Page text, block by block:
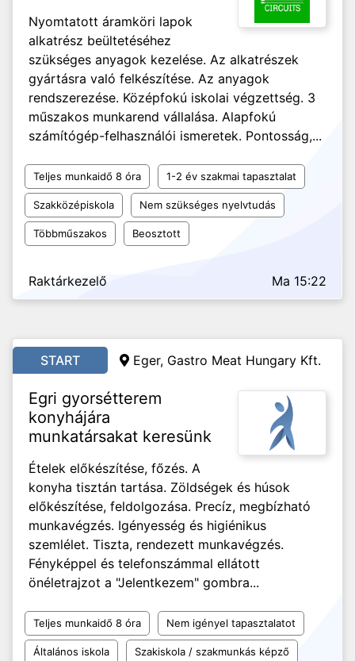
Nyomtatott áramköri lapok
alkatrész beültetéséhez
szükséges anyagok kezelése. Az alkatrészek
gyártásra való felkészítése. Az anyagok
rendszerezése. Középfokú iskolai végzettség. 3
műszakos munkarend vállalása. Alapfokú
számítógép-felhasználói ismeretek. Pontosság,...
Teljes munkaidő 8 óra 1-2 év szakmai tapasztalat
Szakközépiskola Nem szükséges nyelvtudás
Többműszakos Beosztott
Raktárkezelő Ma 15:22
START Eger, Gastro Meat Hungary Kft.
Egri gyorsétterem
konyhájára
munkatársakat keresünk
Ételek előkészítése, főzés. A
konyha tisztán tartása. Zöldségek és húsok
előkészítése, feldolgozása. Precíz, megbízható
munkavégzés. Igényesség és higiénikus
szemlélet. Tiszta, rendezett munkavégzés.
Fényképpel és telefonszámmal ellátott
önéletrajzot a "Jelentkezem" gombra...
Teljes munkaidő 8 óra Nem igényel tapasztalatot
Általános iskola Szakiskola / szakmunkás képző